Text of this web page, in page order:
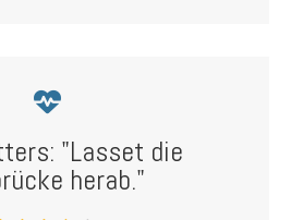
"Lasset die
herab."